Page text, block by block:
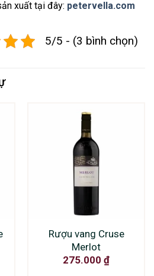
xuất tại đây: petervella.com
5/5 - (3 bình chọn)
Rượu vang Cruse
Merlot
275.000 ₫